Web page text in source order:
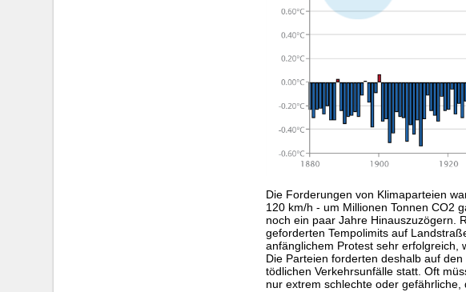
Die Forderungen von Klimaparteien
120 km/h - um Millionen Tonnen CO2
noch ein paar Jahre Hinauszuzögern.
geforderten Tempolimits auf
anfänglichem Protest sehr erfolgreich,
Die Parteien forderten deshalb auf
tödlichen Verkehrsunfälle statt. Oft
nur extrem schlechte oder